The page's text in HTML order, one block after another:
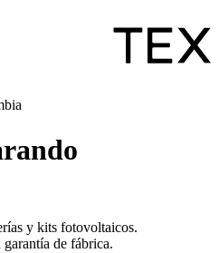
y kits fotovoltaicos.
de fábrica.